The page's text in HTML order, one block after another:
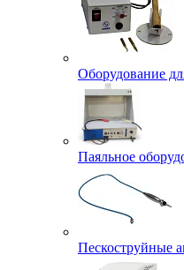
Оборудование
Паяльное
Пескоструйные